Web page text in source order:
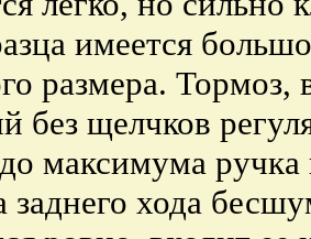
имеется
размера.
без щелчков
максимума ручка
заднего хода